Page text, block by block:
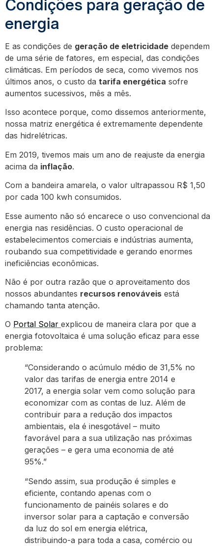
Condições para geração de
energia
E as condições de geração de eletricidade dependem
de uma série de fatores, em especial, das condições
climáticas. Em períodos de seca, como vivemos nos
últimos anos, o custo da tarifa energética sofre
aumentos sucessivos, mês a mês.
Isso acontece porque, como dissemos anteriormente,
nossa matriz energética é extremamente dependente
das hidrelétricas.
Em 2019, tivemos mais um ano de reajuste da energia
acima da inflação.
Com a bandeira amarela, o valor ultrapassou R$ 1,50
por cada 100 kwh consumidos.
Esse aumento não só encarece o uso convencional da
energia nas residências. O custo operacional de
estabelecimentos comerciais e indústrias aumenta,
roubando sua competitividade e gerando enormes
ineficiências econômicas.
Não é por outra razão que o aproveitamento dos
nossos abundantes recursos renováveis está
chamando tanta atenção.
O Portal Solar explicou de maneira clara por que a
energia fotovoltaica é uma solução eficaz para esse
problema:
“Considerando o acúmulo médio de 31,5% no
valor das tarifas de energia entre 2014 e
2017, a energia solar vem como solução para
economizar com as contas de luz. Além de
contribuir para a redução dos impactos
ambientais, ela é inesgotável – muito
favorável para a sua utilização nas próximas
gerações – e gera uma economia de até
95%.”
“Sendo assim, sua produção é simples e
eficiente, contando apenas com o
funcionamento de painéis solares e do
inversor solar para a captação e conversão
da luz do sol em energia elétrica,
distribuindo-a para toda a casa, comércio ou